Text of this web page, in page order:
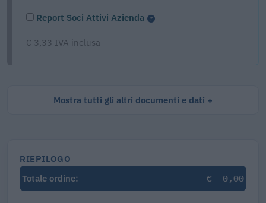
Report Soci Attivi Azienda
€ 3,33 IVA inclusa
Mostra tutti gli altri documenti e dati
RIEPILOGO
Totale ordine:
€ 0,00